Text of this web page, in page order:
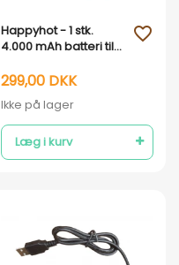
Vis her
Happyhot - 1 stk.
4.000 mAh batteri til
299,00 DKK
Ikke på lager
Læg i kurv
favorite_outline